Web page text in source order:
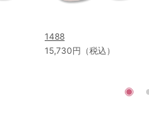
1488
15,730円（税込）